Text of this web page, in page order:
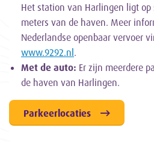
Het station van Harlingen ligt
meters van de haven. Meer
Nederlandse openbaar vervoer
www.9292.nl.
Met de auto: Er zijn meerdere
de haven van Harlingen.
Parkeerlocaties